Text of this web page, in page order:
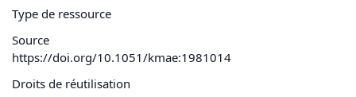
Type de ressource
Source
https://doi.org/10.1051/kmae:1981014
Droits de réutilisation